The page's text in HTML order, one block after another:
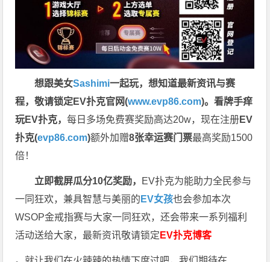
想跟美女Sashimi一起玩，想知道最新资讯与赛
程，敬请锁定EV扑克官网(www.evp86.com)。看牌手痒
玩EV扑克，每日多场免费赛奖励高达20w，现在注册EV
扑克(evp86.com)额外加赠8张幸运赛门票最高奖励1500
倍！
立即截屏瓜分10亿奖励， EV扑克为能助力全民参与
一同狂欢，兼具智慧与美丽的 EV女孩也会参加本次
WSOP金戒指赛与大家一同狂欢，还会带来一系列福利
活动送给大家，最新资讯敬请锁定 EV扑克博客